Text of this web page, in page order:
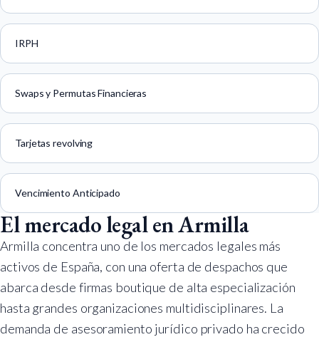
IRPH
Swaps y Permutas Financieras
Tarjetas revolving
Vencimiento Anticipado
El mercado legal en Armilla
Armilla concentra uno de los mercados legales más
activos de España, con una oferta de despachos que
abarca desde firmas boutique de alta especialización
hasta grandes organizaciones multidisciplinares. La
demanda de asesoramiento jurídico privado ha crecido